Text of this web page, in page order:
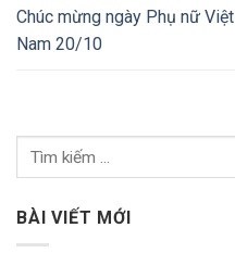
Chúc mừng ngày Phụ nữ Việt
Nam 20/10
BÀI VIẾT MỚI